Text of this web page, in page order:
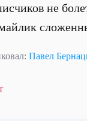
не
Павел